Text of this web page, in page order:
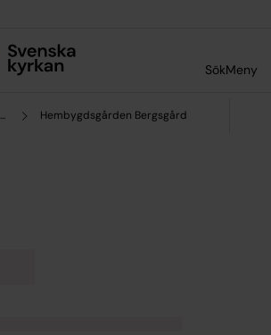
SökMeny
... Hembygdsgården Bergsgård